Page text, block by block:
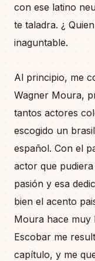
con ese latino
te taladra. ¿
inaguntable.
Al principio, me
Wagner Moura,
tantos actores
escogido un
español. Con el
actor que
pasión y esa
bien el acento
Moura hace muy
Escobar me
capítulo, y me